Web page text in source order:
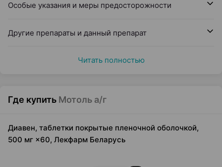
Особые указания и меры предосторожности
Другие препараты и данный препарат
Читать полностью
Где купить Мотоль а/г
Диавен, таблетки покрытые пленочной оболочкой,
500 мг ×60, Лекфарм Беларусь